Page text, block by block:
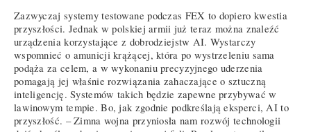
Zazwyczaj systemy testowane podczas FEX to dopiero kwestia
przyszłości. Jednak w polskiej armii już teraz można znaleźć
urządzenia korzystające z dobrodziejstw AI. Wystarczy
wspomnieć o amunicji krążącej, która po wystrzeleniu sama
podąża za celem, a w wykonaniu precyzyjnego uderzenia
pomagają jej właśnie rozwiązania zahaczające o sztuczną
inteligencję. Systemów takich będzie zapewne przybywać w
lawinowym tempie. Bo, jak zgodnie podkreślają eksperci, AI to
przyszłość. – Zimna wojna przyniosła nam rozwój technologii